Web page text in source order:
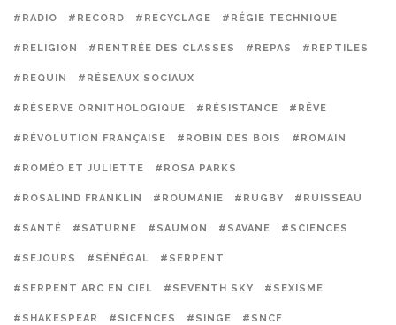
#RADIO #RECORD #RECYCLAGE #RÉGIE TECHNIQUE
#RELIGION #RENTRÉE DES CLASSES #REPAS #REPTILES
#REQUIN #RÉSEAUX SOCIAUX
#RÉSERVE ORNITHOLOGIQUE #RÉSISTANCE #RÊVE
#RÉVOLUTION FRANÇAISE #ROBIN DES BOIS #ROMAIN
#ROMÉO ET JULIETTE #ROSA PARKS
#ROSALIND FRANKLIN #ROUMANIE #RUGBY #RUISSEAU
#SANTÉ #SATURNE #SAUMON #SAVANE #SCIENCES
#SÉJOURS #SÉNÉGAL #SERPENT
#SERPENT ARC EN CIEL #SEVENTH SKY #SEXISME
#SHAKESPEAR #SICENCES #SINGE #SNCF